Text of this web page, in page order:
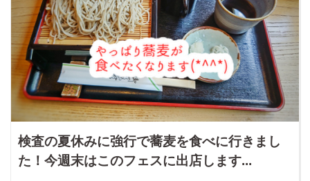
検査の夏休みに強行で蕎麦を食べに行きまし
た！今週末はこのフェスに出店します...